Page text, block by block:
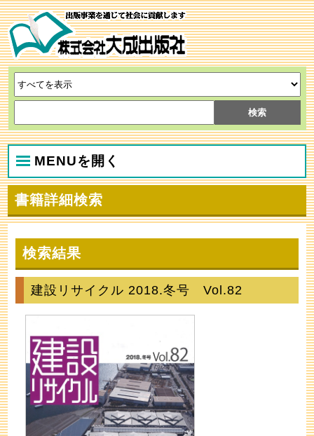
MENUを開く
書籍詳細検索
検索結果
建設リサイクル 2018.冬号 Vol.82